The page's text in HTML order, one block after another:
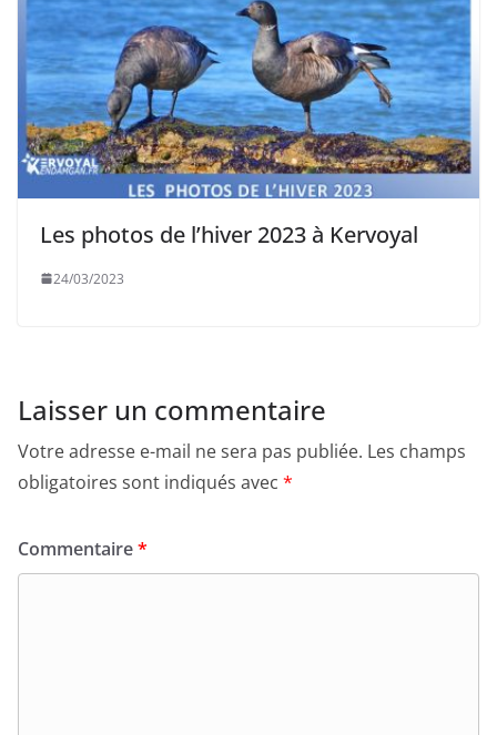
Les photos de l’hiver 2023 à Kervoyal
24/03/2023
Laisser un commentaire
Votre adresse e-mail ne sera pas publiée. Les champs
obligatoires sont indiqués avec *
Commentaire*